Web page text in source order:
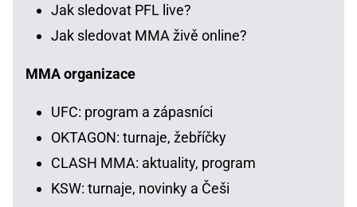
Jak sledovat PFL live?
Jak sledovat MMA živě online?
MMA organizace
UFC: program a zápasníci
OKTAGON: turnaje, žebříčky
CLASH MMA: aktuality, program
KSW: turnaje, novinky a Češi